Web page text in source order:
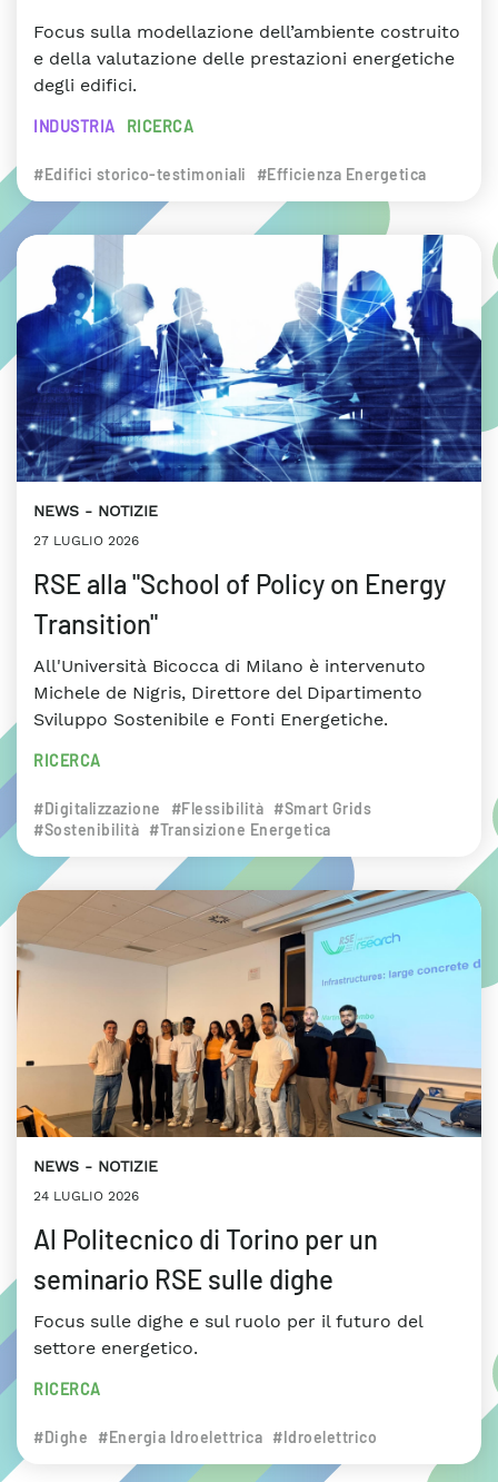
Focus sulla modellazione dell’ambiente costruito
e della valutazione delle prestazioni energetiche
degli edifici.
INDUSTRIA RICERCA
#Edifici storico-testimoniali #Efficienza Energetica
NEWS NOTIZIE
27 LUGLIO 2026
RSE alla "School of Policy on Energy
Transition"
All'Università Bicocca di Milano è intervenuto
Michele de Nigris, Direttore del Dipartimento
Sviluppo Sostenibile e Fonti Energetiche.
RICERCA
#Digitalizzazione #Flessibilità #Smart Grids
#Sostenibilità #Transizione Energetica
NEWS NOTIZIE
24 LUGLIO 2026
Al Politecnico di Torino per un
seminario RSE sulle dighe
Focus sulle dighe e sul ruolo per il futuro del
settore energetico.
RICERCA
#Dighe #Energia Idroelettrica #Idroelettrico